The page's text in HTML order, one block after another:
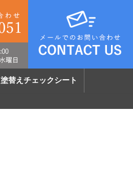
塗替えチェックシート